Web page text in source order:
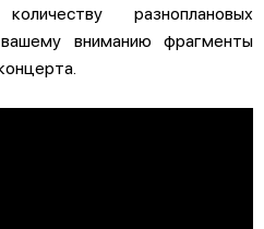
разноплановых
вниманию фрагменты